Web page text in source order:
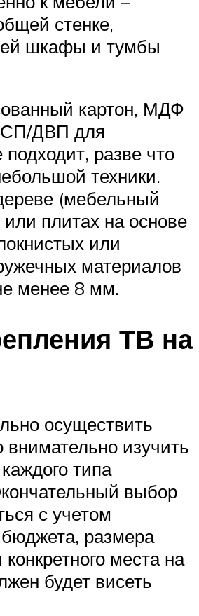
стенке,
шкафы и тумбы
картон, МДФ
ДВП для
разве что
техники.
(мебельный
плитах на основе
или
материалов
менее 8 мм.
ТВ на
осуществить
изучить
типа
выбор
с учетом
размера
места на
будет висеть